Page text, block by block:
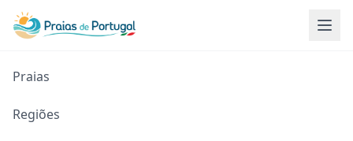
Praias
Regiões